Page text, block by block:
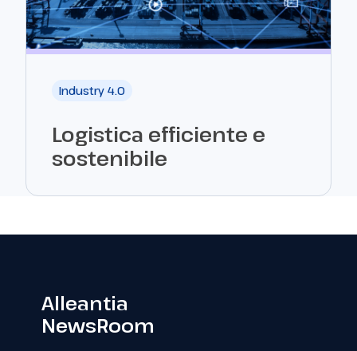
Industry 4.0
Logistica efficiente e
sostenibile
Alleantia
NewsRoom